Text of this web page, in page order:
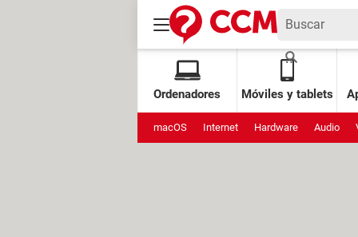
Ordenadores Móviles y tablets
macOS Internet Hardware Audio